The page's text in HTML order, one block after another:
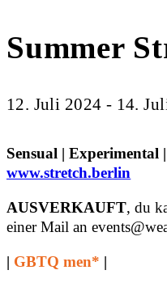
Summer
12. Juli 2024 - 14.
Sensual | Experimental
www.stretch.berlin
AUSVERKAUFT, du
einer Mail an
| GBTQ men* |